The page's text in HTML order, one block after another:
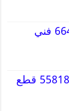
تظليل سيارة الكويت 66400552 فني
قطع غيار سيارات كورية 55818355 قطع